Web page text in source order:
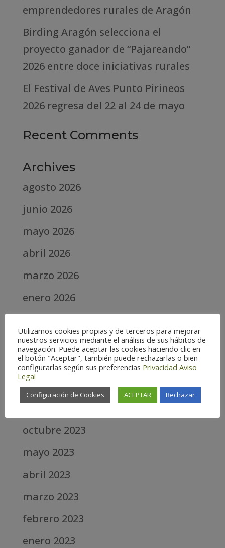
emprendedores rurales de Aragón
Birding Aragón selecciona el
proyecto ganador de “Pajareando”
2026 entre doce iniciativas rurales
El Festival de Aves Punto Pirineos
2026 regresa del 22 al 24 de mayo
Recent Comments
Archives
agosto 2026
junio 2026
mayo 2026
abril 2026
marzo 2026
enero 2026
octubre 2025
agosto 2025
junio 2025
octubre 2023
mayo 2023
abril 2023
marzo 2023
febrero 2023
enero 2023
Utilizamos cookies propias y de terceros para mejorar
nuestros servicios mediante el análisis de sus hábitos de
navegación. Puede aceptar las cookies haciendo clic en
el botón "Aceptar", también puede rechazarlas o bien
configurarlas según sus preferencias Privacidad Aviso
Legal
Configuración de Cookies ACEPTAR Rechazar